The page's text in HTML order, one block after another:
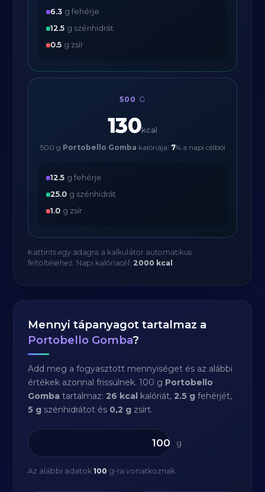
6.3 g fehérje
12.5 g szénhidrát
0.5 g zsír
500 G
130kcal
500 g Portobello Gomba kalóriája: 7% a napi célból
12.5 g fehérje
25.0 g szénhidrát
1.0 g zsír
Kattints egy adagra a kalkulátor automatikus
feltöltéséhez. Napi kalóriacél: 2000 kcal .
Mennyi tápanyagot tartalmaz a
Portobello Gomba?
Add meg a fogyasztott mennyiséget és az alábbi
értékek azonnal frissülnek. 100 g Portobello
Gomba tartalmaz:26 kcal kalóriát,2.5 g fehérjét,
5 g szénhidrátot és 0,2 g zsírt.
g
Az alábbi adatok100 g-ra vonatkoznak.